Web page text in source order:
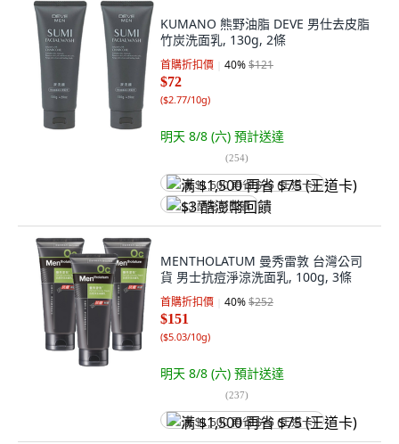
KUMANO 熊野油脂 DEVE 男仕去皮脂
竹炭洗面乳, 130g, 2條
首購折扣價 40%$121
$72
($2.77/10g)
明天 8/8 (六) 預計送達
(254)
满 $1,500 再省 $75 (王道卡)
$3 酷澎幣回饋
MENTHOLATUM 曼秀雷敦 台灣公司
貨 男士抗痘淨涼洗面乳, 100g, 3條
首購折扣價 40%$252
$151
($5.03/10g)
明天 8/8 (六) 預計送達
(237)
满 $1,500 再省 $75 (王道卡)